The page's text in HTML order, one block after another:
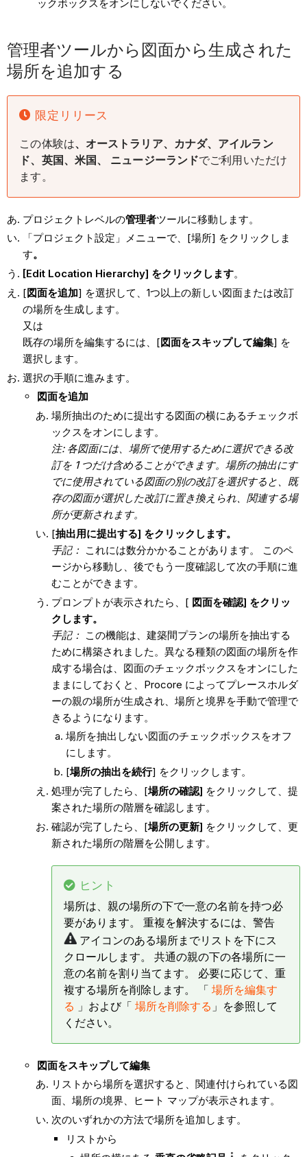
ックボックスをオンにしないでください。
管理者ツールから図面から生成された
場所を追加する
限定リリース
この体験は、オーストラリア、カナダ、アイルラン
ド、英国、米国、 ニュージーランドでご利用いただけ
ます。
プロジェクトレベルの管理者ツールに移動します。
「プロジェクト設定」メニューで、[場所] をクリックしま
す。
[Edit Location Hierarchy] をクリックします。
[図面を追加] を選択して、1つ以上の新しい図面または改訂
の場所を生成します。
又は
既存の場所を編集するには、[図面をスキップして編集] を
選択します。
選択の手順に進みます。
図面を追加
場所抽出のために提出する図面の横にあるチェックボ
ックスをオンにします。
注: 各図面には、場所で使用するために選択できる改
訂を 1 つだけ含めることができます。場所の抽出にす
でに使用されている図面の別の改訂を選択すると、既
存の図面が選択した改訂に置き換えられ、関連する場
所が更新されます。
[抽出用に提出する] をクリックします。
手記： これには数分かかることがあります。 このペ
ージから移動し、後でもう一度確認して次の手順に進
むことができます。
プロンプトが表示されたら、[ 図面を確認] をクリッ
クします。
手記： この機能は、建築間プランの場所を抽出する
ために構築されました。異なる種類の図面の場所を作
成する場合は、図面のチェックボックスをオンにした
ままにしておくと、Procore によってプレースホルダ
ーの親の場所が生成され、場所と境界を手動で管理で
きるようになります。
場所を抽出しない図面のチェックボックスをオフ
にします。
[場所の抽出を続行] をクリックします。
処理が完了したら、[場所の確認] をクリックして、提
案された場所の階層を確認します。
確認が完了したら、[場所の更新] をクリックして、更
新された場所の階層を公開します。
ヒント
場所は、親の場所の下で一意の名前を持つ必
要があります。 重複を解決するには、警告
アイコンのある場所までリストを下にス
クロールします。 共通の親の下の各場所に一
意の名前を割り当てます。 必要に応じて、重
複する場所を削除します。 「 場所を編集す
る 」および「 場所を削除する 」を参照して
ください。
図面をスキップして編集
リストから場所を選択すると、関連付けられている図
面、場所の境界、ヒート マップが表示されます。
次のいずれかの方法で場所を追加します。
リストから